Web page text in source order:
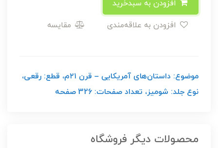
مقایسه
موضوع: داستان‌های آمریکایی – قرن ۲۱م، قطع: رقعی،
نوع جلد: شومیز، تعداد صفحات: 326 صفحه
محصولات دیگر فروشگاه